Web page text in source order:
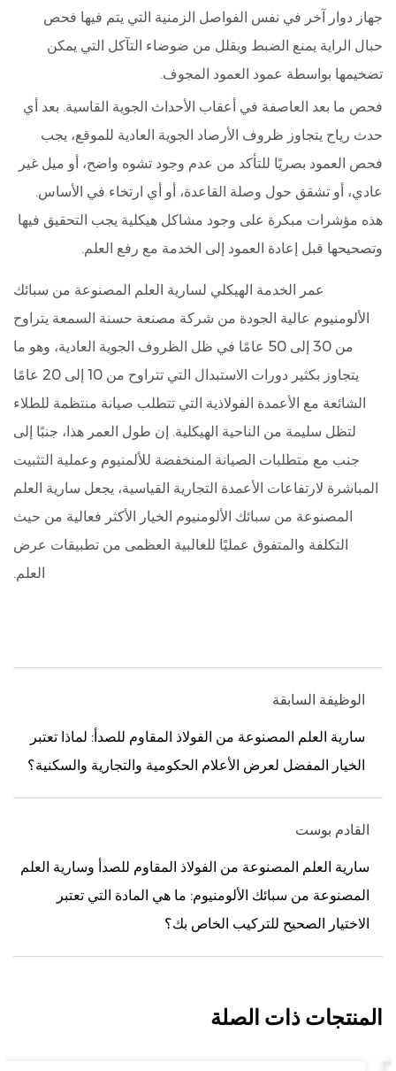
جهاز دوار آخر في نفس الفواصل الزمنية التي يتم فيها فحص
حبال الراية يمنع الضبط ويقلل من ضوضاء التآكل التي يمكن
تضخيمها بواسطة عمود العمود المجوف.
فحص ما بعد العاصفة في أعقاب الأحداث الجوية القاسية. بعد أي
حدث رياح يتجاوز ظروف الأرصاد الجوية العادية للموقع، يجب
فحص العمود بصريًا للتأكد من عدم وجود تشوه واضح، أو ميل غير
عادي، أو تشقق حول وصلة القاعدة، أو أي ارتخاء في الأساس.
هذه مؤشرات مبكرة على وجود مشاكل هيكلية يجب التحقيق فيها
وتصحيحها قبل إعادة العمود إلى الخدمة مع رفع العلم.
عمر الخدمة الهيكلي لسارية العلم المصنوعة من سبائك
الألومنيوم عالية الجودة من شركة مصنعة حسنة السمعة يتراوح
من 30 إلى 50 عامًا في ظل الظروف الجوية العادية، وهو ما
يتجاوز بكثير دورات الاستبدال التي تتراوح من 10 إلى 20 عامًا
الشائعة مع الأعمدة الفولاذية التي تتطلب صيانة منتظمة للطلاء
لتظل سليمة من الناحية الهيكلية. إن طول العمر هذا، جنبًا إلى
جنب مع متطلبات الصيانة المنخفضة للألمنيوم وعملية التثبيت
المباشرة لارتفاعات الأعمدة التجارية القياسية، يجعل سارية العلم
المصنوعة من سبائك الألومنيوم الخيار الأكثر فعالية من حيث
التكلفة والمتفوق عمليًا للغالبية العظمى من تطبيقات عرض
العلم.
الوظيفة السابقة
سارية العلم المصنوعة من الفولاذ المقاوم للصدأ: لماذا تعتبر
الخيار المفضل لعرض الأعلام الحكومية والتجارية والسكنية؟
القادم بوست
سارية العلم المصنوعة من الفولاذ المقاوم للصدأ وسارية العلم
المصنوعة من سبائك الألومنيوم: ما هي المادة التي تعتبر
الاختيار الصحيح للتركيب الخاص بك؟
المنتجات ذات الصلة